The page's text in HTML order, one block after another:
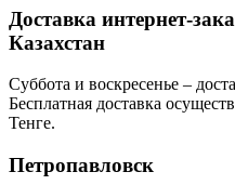
Доставка интернет-
Казахстан
Суббота и воскресенье –
Бесплатная доставка
Тенге.
Петропавловск